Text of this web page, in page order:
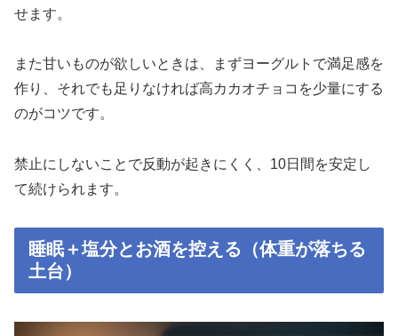
せます。
また甘いものが欲しいときは、まずヨーグルトで満足感を
作り、それでも足りなければ高カカオチョコを少量にする
のがコツです。
禁止にしないことで反動が起きにくく、10日間を安定し
て続けられます。
睡眠＋塩分とお酒を控える（体重が落ちる
土台）